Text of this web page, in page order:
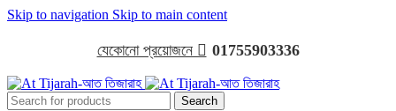
Skip to navigation Skip to main content
যেকোনো প্রয়োজনে  01755903336
Search